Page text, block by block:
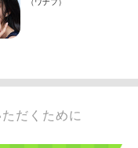
だくために